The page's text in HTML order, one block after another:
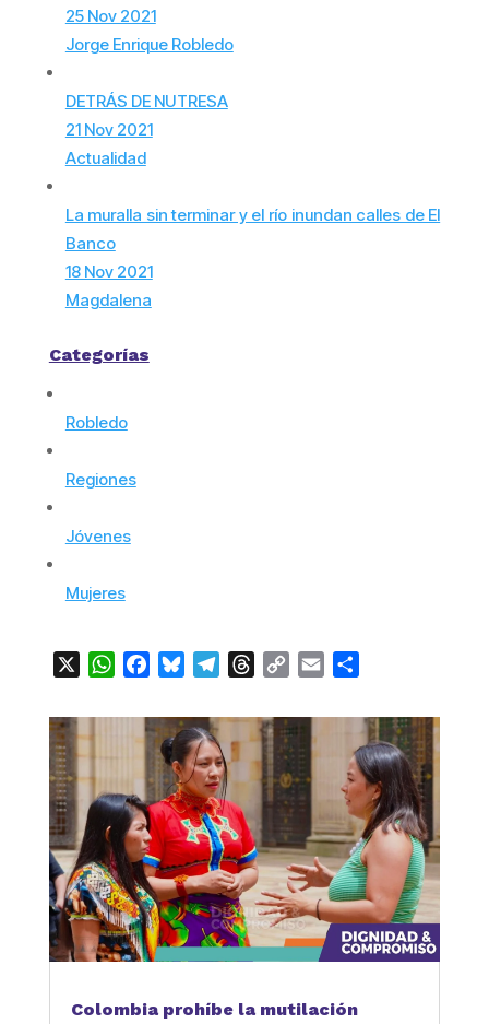
25 Nov 2021
Jorge Enrique Robledo
DETRÁS DE NUTRESA
21 Nov 2021
Actualidad
La muralla sin terminar y el río inundan calles de El
Banco
18 Nov 2021
Magdalena
Categorías
Robledo
Regiones
Jóvenes
Mujeres
WhatsApp
FacebookBlueskyTelegramThreads
Copy Email
Colombia prohíbe la mutilación